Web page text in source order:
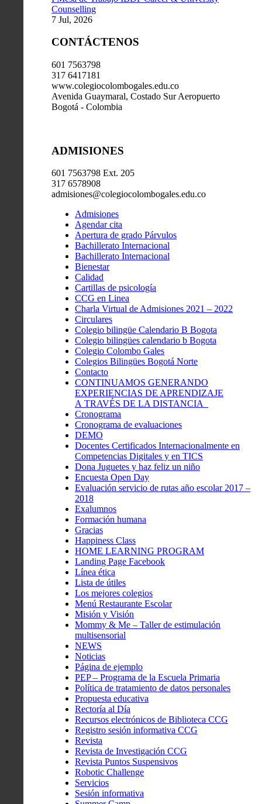
Counselling
7 Jul, 2026
CONTÁCTENOS
601 7563798
317 6417181
www.colegiocolombogales.edu.co
Avenida Guaymaral, Costado Sur Aeropuerto
Bogotá - Colombia
ADMISIONES
601 7563798 Ext. 205
317 6578908
admisiones@colegiocolombogales.edu.co
Admisiones
Agendar cita
Apertura de grado Párvulos
Bachillerato Internacional
Bachillerato Internacional
Bienestar
Calidad
Cartillas de psicología
CCG en Linea
Charla Virtual de Admisiones 2021 – 2022
Circulares
Colegio bilingüe Calendario B Bogota
Colegio bilingües calendario b Bogota
Colegio Colombo Gales
Colegios Bilingües Bogotá Norte
Contacto
CONTINUAMOS GENERANDO
EXPERIENCIAS DE APRENDIZAJE
A TRAVÉS DE LA DISTANCIA
Cronograma
Cronograma de evaluaciones
DEMO
Docentes Certificados Internacionalmente en
Competencias Digitales y en TICS
Dona Juguetes y haz feliz un niño
Encuesta Open Day
Evaluación servicio de rutas año escolar 2017 –
2018
Exalumnos
Formación humana
Gracias
Happiness Class
HOME LEARNING PROGRAM
Landing Page Facebook
Línea ética
Lista de útiles
Los mejores colegios
Menú Restaurante Escolar
Misión y Visión
Mommy & Me – Taller de estimulación
multisensorial
NEWS
Noticias
Página de ejemplo
PEP – Programa de la Escuela Primaria
Política de tratamiento de datos personales
Propuesta educativa
Rectoría al Día
Recursos electrónicos de Biblioteca CCG
Registro sesión informativa CCG
Revista
Revista de Investigación CCG
Revista Puntos Suspensivos
Robotic Challenge
Servicios
Sesión informativa